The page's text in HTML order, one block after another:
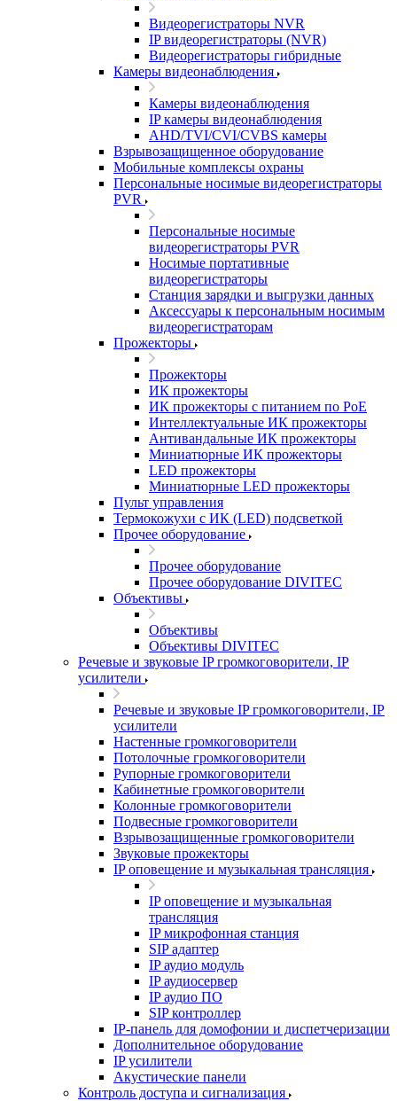
Видеорегистраторы NVR
IP видеорегистраторы (NVR)
Видеорегистраторы гибридные
Камеры видеонаблюдения
Камеры видеонаблюдения
IP камеры видеонаблюдения
AHD/TVI/CVI/CVBS камеры
Взрывозащищенное оборудование
Мобильные комплексы охраны
Персональные носимые видеорегистраторы
PVR
Персональные носимые
видеорегистраторы PVR
Носимые портативные
видеорегистраторы
Станция зарядки и выгрузки данных
Аксессуары к персональным носимым
видеорегистраторам
Прожекторы
Прожекторы
ИК прожекторы
ИК прожекторы с питанием по PoE
Интеллектуальные ИК прожекторы
Антивандальные ИК прожекторы
Миниатюрные ИК прожекторы
LED прожекторы
Миниатюрные LED прожекторы
Пульт управления
Термокожухи с ИК (LED) подсветкой
Прочее оборудование
Прочее оборудование
Прочее оборудование DIVITEC
Объективы
Объективы
Объективы DIVITEC
Речевые и звуковые IP громкоговорители, IP
усилители
Речевые и звуковые IP громкоговорители, IP
усилители
Настенные громкоговорители
Потолочные громкоговорители
Рупорные громкоговорители
Кабинетные громкоговорители
Колонные громкоговорители
Подвесные громкоговорители
Взрывозащищенные громкоговорители
Звуковые прожекторы
IP оповещение и музыкальная трансляция
IP оповещение и музыкальная
трансляция
IP микрофонная станция
SIP адаптер
IP аудио модуль
IP аудиосервер
IP аудио ПО
SIP контроллер
IP-панель для домофонии и диспетчеризации
Дополнительное оборудование
IP усилители
Акустические панели
Контроль доступа и сигнализация